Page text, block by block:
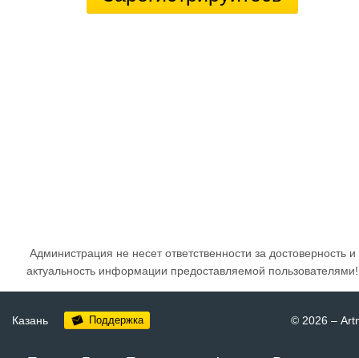
Администрация не несет ответственности за достоверность и
актуальность информации предоставляемой пользователями!
Казань Поддержка © 2026 –